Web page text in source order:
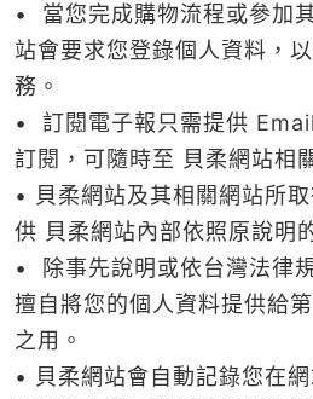
• 當您完成購物流程或參加
站會要求您登錄個人資料，
務。
• 訂閱電子報只需提供
訂閱，可隨時至 貝柔網站相
• 貝柔網站及其相關網站所
供 貝柔網站內部依照原說明
• 除事先說明或依台灣法律
擅自將您的個人資料提供給
之用。
• 貝柔網站會自動記錄您在